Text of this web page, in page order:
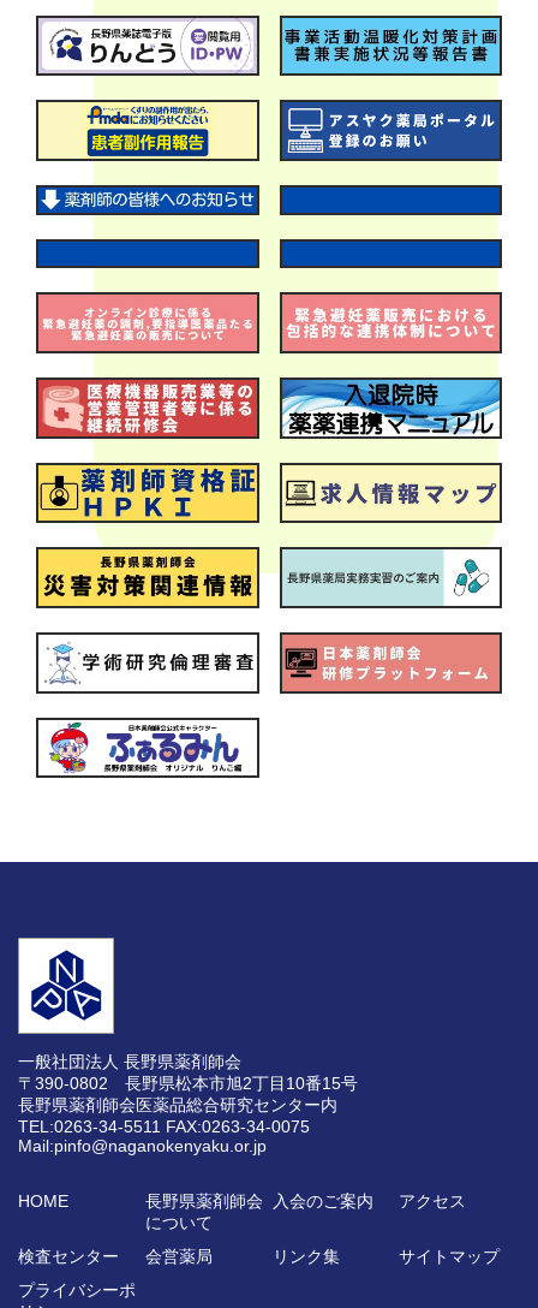
一般社団法人 長野県薬剤師会
〒390-0802 長野県松本市旭2丁目10番15号
長野県薬剤師会医薬品総合研究センター内
TEL:0263-34-5511 FAX:0263-34-0075
Mail:pinfo@naganokenyaku.or.jp
HOME
長野県薬剤師会
について
入会のご案内 アクセス
検査センター 会営薬局 リンク集
サイトマップ
プライバシーポ